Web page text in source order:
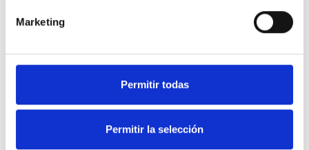
Marketing
Permitir todas
Permitir la selección
2PT 2P63T15 Protector
sobretensión perm. y trans. +
215,60 €307,99 €
sobretensión permanente
EN50550 COMBI 2P25 POP
-52,5% -52,5%